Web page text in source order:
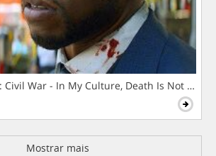
Civil War - In My Culture, Death Is Not The
Mostrar mais